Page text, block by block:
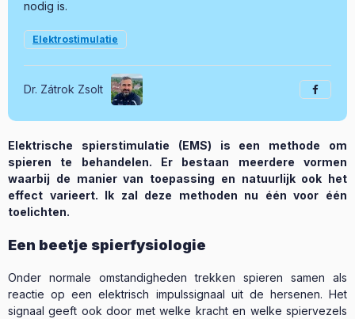
nodig is.
Elektrostimulatie
Dr. Zátrok Zsolt
Elektrische spierstimulatie (EMS) is een methode om
spieren te behandelen. Er bestaan meerdere vormen
waarbij de manier van toepassing en natuurlijk ook het
effect varieert. Ik zal deze methoden nu één voor één
toelichten.
Een beetje spierfysiologie
Onder normale omstandigheden trekken spieren samen als
reactie op een elektrisch impulssignaal uit de hersenen. Het
signaal geeft ook door met welke kracht en welke spiervezels